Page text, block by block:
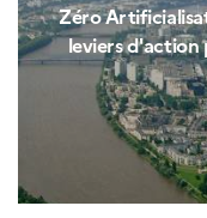
Zéro
leviers d'action